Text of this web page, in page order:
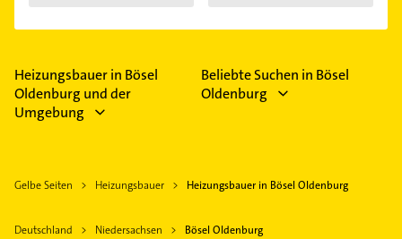
Heizungsbauer in Bösel
Oldenburg und der
Umgebung
Beliebte Suchen in Bösel
Oldenburg
Gelbe Seiten Heizungsbauer Heizungsbauer in Bösel Oldenburg
Deutschland Niedersachsen Bösel Oldenburg